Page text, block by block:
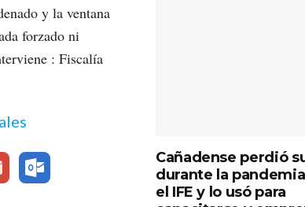
y la ventana
forzado ni
: Fiscalía
Cañadense perdió
durante la
el IFE y lo usó para